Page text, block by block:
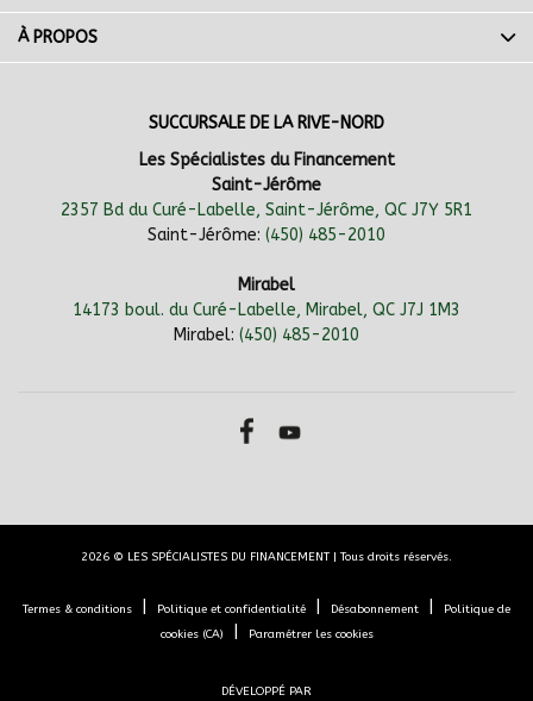
SUCCURSALE DE LA RIVE-NORD
Les Spécialistes du Financement
Saint-Jérôme
2357 Bd du Curé-Labelle, Saint-Jérôme, QC J7Y 5R1
Saint-Jérôme: (450) 485-2010
Mirabel
14173 boul. du Curé-Labelle, Mirabel, QC J7J 1M3
Mirabel: (450) 485-2010
À PROPOS
2026 © LES SPÉCIALISTES DU FINANCEMENT | Tous droits réservés.
Termes & conditions Politique et confidentialité Désabonnement
Politique de
cookies (CA)
Paramétrer les cookies
DÉVELOPPÉ PAR